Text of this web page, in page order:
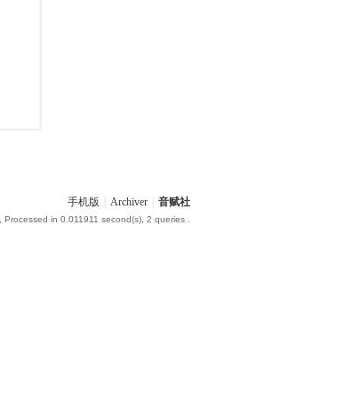
手机版 Archiver 音赋社
, Processed in 0.011911 second(s), 2 queries .